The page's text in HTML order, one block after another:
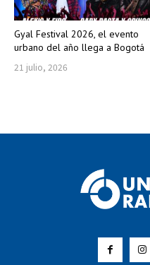
Gyal Festival 2026, el evento
urbano del año llega a Bogotá
21 julio, 2026